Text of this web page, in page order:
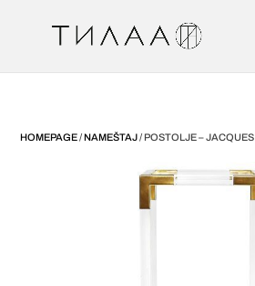
HOMEPAGE/NAMEŠTAJ/ POSTOLJE – JACQUES